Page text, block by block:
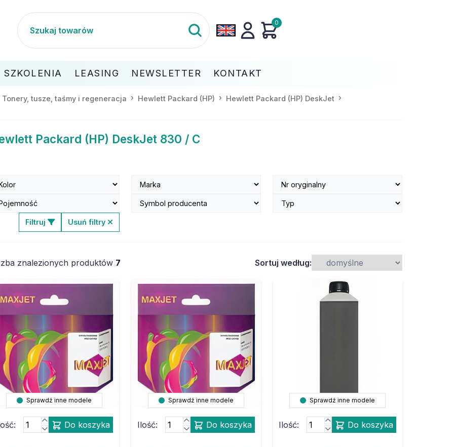
0
SZKOLENIA LEASING NEWSLETTER KONTAKT
Tonery, tusze, taśmy i regeneracja Hewlett Packard (HP) Hewlett Packard (HP) DeskJet
Packard (HP) DeskJet 830 / C
Filtruj Usuń filtry
znalezionych produktów 7 Sortuj według:
Sprawdź inne modele
Do koszyka
Sprawdź inne modele
Ilość: Do koszyka
Sprawdź inne modele
Ilość: Do koszyka